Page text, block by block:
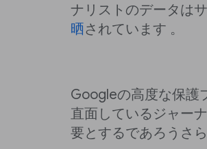
ナリストのデータは
晒されています 。
Googleの高度な保護
直面しているジャー
要とするであろうさ